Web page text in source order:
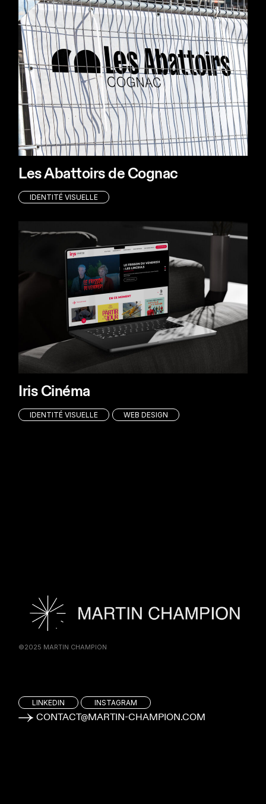
Les Abattoirs de Cognac
IDENTITÉ VISUELLE
Iris Cinéma
IDENTITÉ VISUELLE WEB DESIGN
©2025 MARTIN CHAMPION
LINKEDIN INSTAGRAM
CONTACT@MARTIN-CHAMPION.COM